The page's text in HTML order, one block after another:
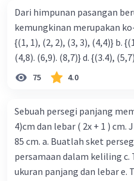
Beri Rating·0.0(0)
Dari himpunan pasangan
kemungkinan merupakan ko- respondensi satu-satu?
{(1, 1), (2, 2), (3, 3), (4,4)} b. {(1, 2), (2, 3), (3, 4). (4,5)} c. {(2,7).
(4,8). (6,9). (8,7)} d.
75 4.0
Sebuah persegi panjang
4)cm dan lebar ( 2x + 1 )
85 cm. a. Buatlah sket
persamaan dalam keliling c.
ukuran panjang dan lebar e.